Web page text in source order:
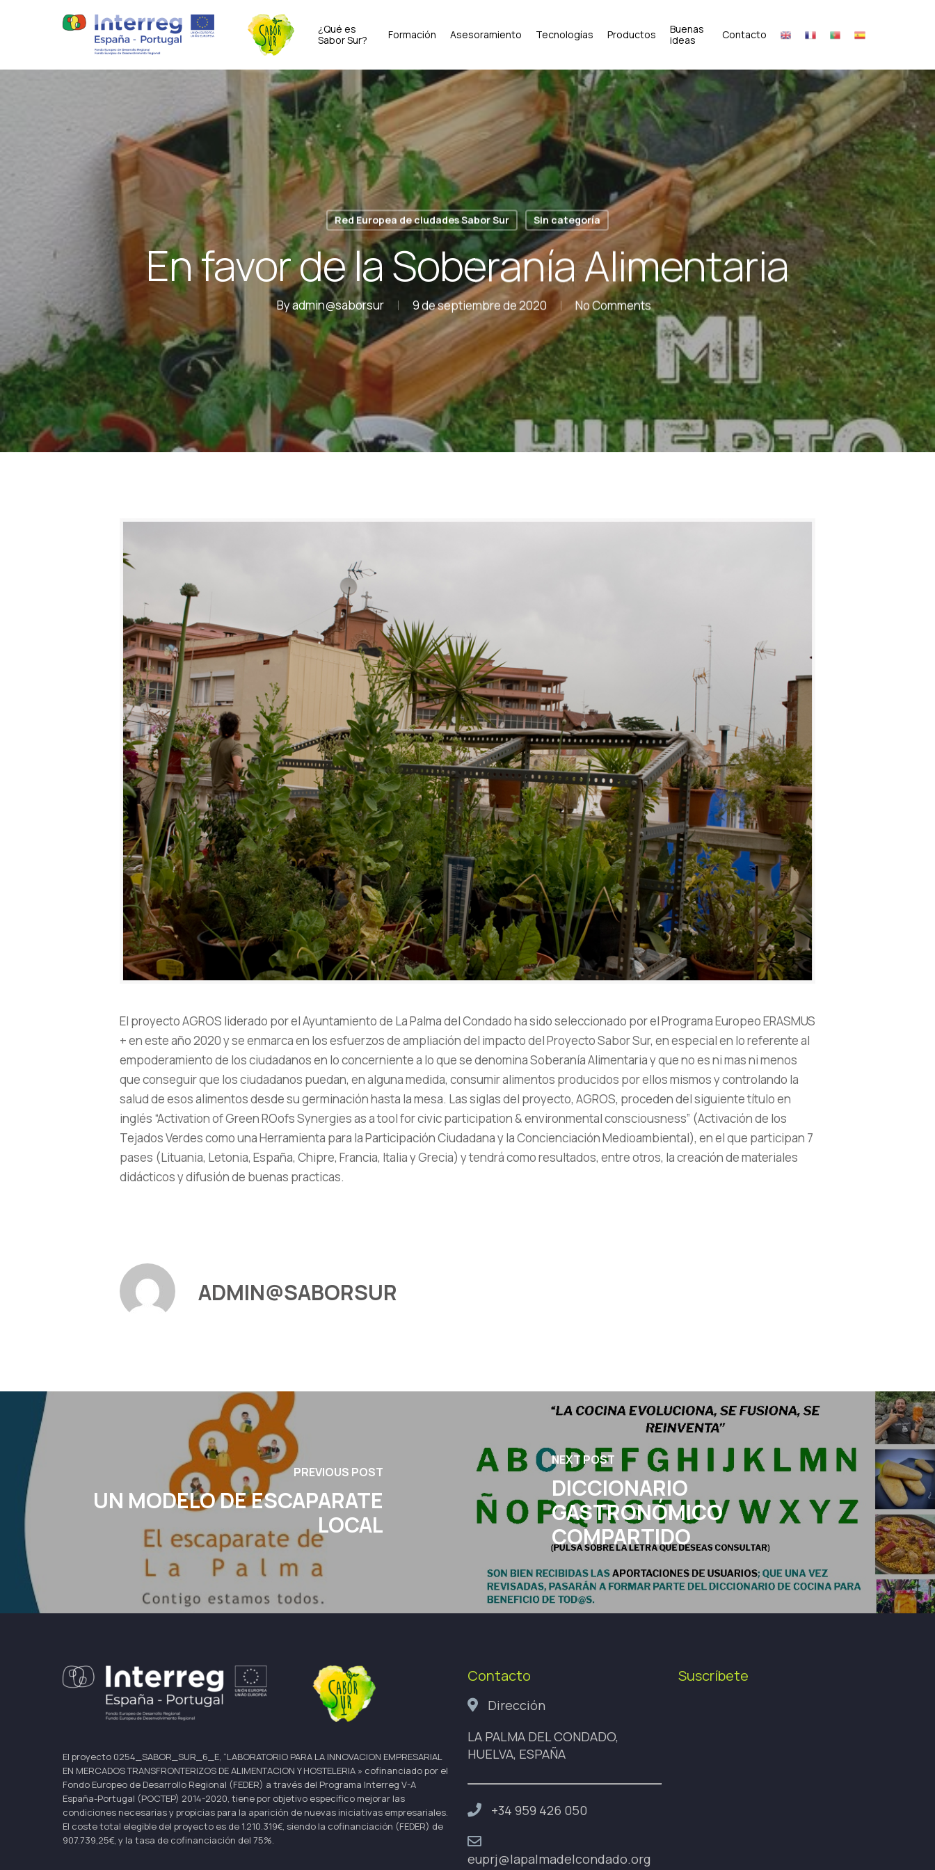
¿Qué es
Sabor Sur?
Formación Asesoramiento Tecnologías Productos
Buenas
ideas
Contacto
Red Europea de ciudades Sabor Sur Sin categoría
En favor de la Soberanía Alimentaria
Byadmin@saborsur 9 de septiembre de 2020 No Comments
El proyecto AGROS liderado por el Ayuntamiento de La Palma del Condado ha sido seleccionado por el Programa Europeo ERASMUS
+ en este año 2020 y se enmarca en los esfuerzos de ampliación del impacto del Proyecto Sabor Sur, en especial en lo referente al
empoderamiento de los ciudadanos en lo concerniente a lo que se denomina Soberanía Alimentaria y que no es ni mas ni menos
que conseguir que los ciudadanos puedan, en alguna medida, consumir alimentos producidos por ellos mismos y controlando la
salud de esos alimentos desde su germinación hasta la mesa. Las siglas del proyecto, AGROS, proceden del siguiente título en
inglés “Activation of Green ROofs Synergies as a tool for civic participation & environmental consciousness” (Activación de los
Tejados Verdes como una Herramienta para la Participación Ciudadana y la Concienciación Medioambiental), en el que participan 7
pases (Lituania, Letonia, España, Chipre, Francia, Italia y Grecia) y tendrá como resultados, entre otros, la creación de materiales
didácticos y difusión de buenas practicas.
ADMIN@SABORSUR
PREVIOUS POST
UN MODELO DE ESCAPARATE
LOCAL
NEXT POST
DICCIONARIO
GASTRONÓMICO
COMPARTIDO
El proyecto 0254_SABOR_SUR_6_E, “LABORATORIO PARA LA INNOVACION EMPRESARIAL
EN MERCADOS TRANSFRONTERIZOS DE ALIMENTACION Y HOSTELERIA » cofinanciado por el
Fondo Europeo de Desarrollo Regional (FEDER) a través del Programa Interreg V-A
España-Portugal (POCTEP) 2014-2020, tiene por objetivo específico mejorar las
condiciones necesarias y propicias para la aparición de nuevas iniciativas empresariales.
El coste total elegible del proyecto es de 1.210.319€, siendo la cofinanciación (FEDER) de
907.739,25€, y la tasa de cofinanciación del 75%.
Contacto
Dirección
LA PALMA DEL CONDADO,
HUELVA, ESPAÑA
+34 959 426 050
euprj@lapalmadelcondado.org
Suscríbete